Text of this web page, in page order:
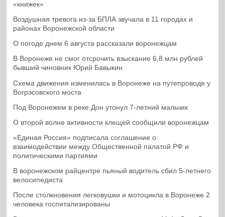
«книжек»
Воздушная тревога из-за БПЛА звучала в 11 городах и
районах Воронежской области
О погоде днем 6 августа рассказали воронежцам
В Воронеже не смог отсрочить взыскание 6,8 млн рублей
бывший чиновник Юрий Бавыкин
Схема движения изменилась в Воронеже на путепроводе у
Вогрэсовского моста
Под Воронежем в реке Дон утонул 7-летний мальчик
О второй волне активности клещей сообщили воронежцам
«Единая Россия» подписала соглашение о
взаимодействии между Общественной палатой РФ и
политическими партиями
В воронежском райцентре пьяный водитель сбил 5-летнего
велосипедиста
После столкновения легковушки и мотоцикла в Воронеже 2
человека госпитализированы